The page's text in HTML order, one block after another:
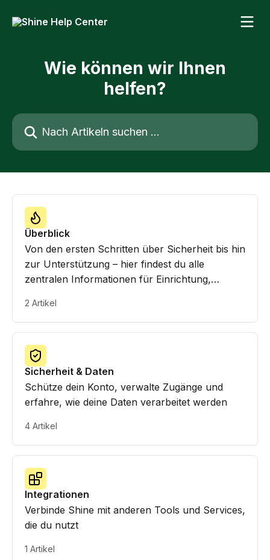
Wie können wir Ihnen
helfen?
Nach Artikeln suchen …
Überblick
Von den ersten Schritten über Sicherheit bis hin
zur Unterstützung – hier findest du alle
zentralen Informationen für Einrichtung,
deinem Konto.
2 Artikel
Sicherheit & Daten
Schütze dein Konto, verwalte Zugänge und
erfahre, wie deine Daten verarbeitet werden
4 Artikel
Integrationen
Verbinde Shine mit anderen Tools und Services,
die du nutzt
1 Artikel